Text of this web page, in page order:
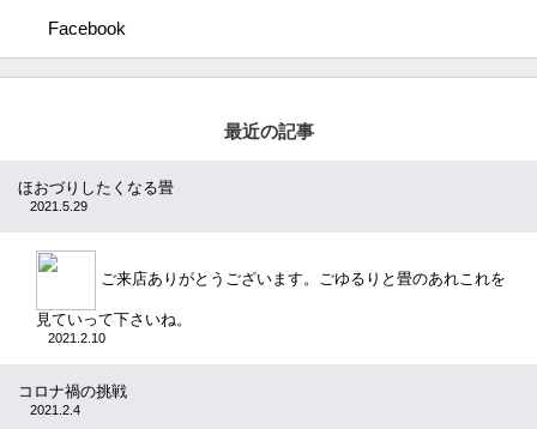
Facebook
最近の記事
ほおづりしたくなる畳
2021.5.29
ご来店ありがとうございます。ごゆるりと畳のあれこれを
見ていって下さいね。
2021.2.10
コロナ禍の挑戦
2021.2.4